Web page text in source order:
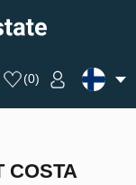
(0)
COSTA